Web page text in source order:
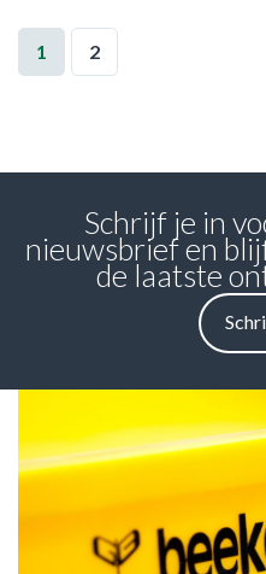
1 2
Schrijf je in
nieuwsbrief en
de laatste